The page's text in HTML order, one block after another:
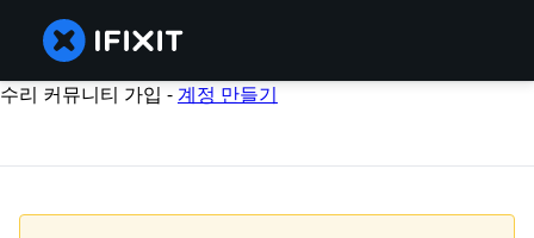
수리 커뮤니티 가입 -계정 만들기